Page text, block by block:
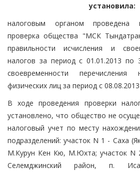
установила:
налоговым органом проведена
проверка общества "МСК
правильности исчисления и
налогов за период с 01.01.2013 по
своевременности
физических лиц за период с
В ходе проведения проверки
установлено, что общество не
налоговый учет по месту
подразделений: участок N 1 - Саха
М.Курун Кен Кю, М.Юхта; участок N
Селемджинский район, п.